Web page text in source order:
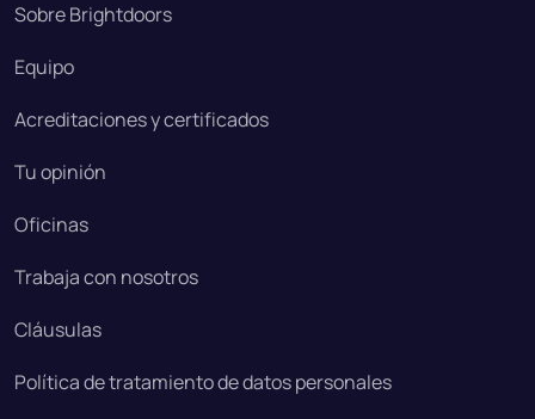
Sobre Brightdoors
Equipo
Acreditaciones y certificados
Tu opinión
Oficinas
Trabaja con nosotros
Cláusulas
Política de tratamiento de datos personales